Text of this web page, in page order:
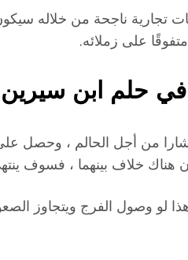
تجارية ناجحة من خلاله
على زملائه.
حلم ابن سيرين
أجل الحالم ، وحصل على
هناك خلاف بينهما ، فسوف
هذا لو وصول الفرج